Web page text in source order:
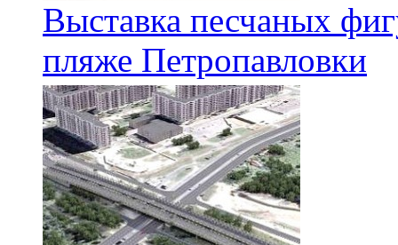
Выставка песчаных
пляже Петропавловки